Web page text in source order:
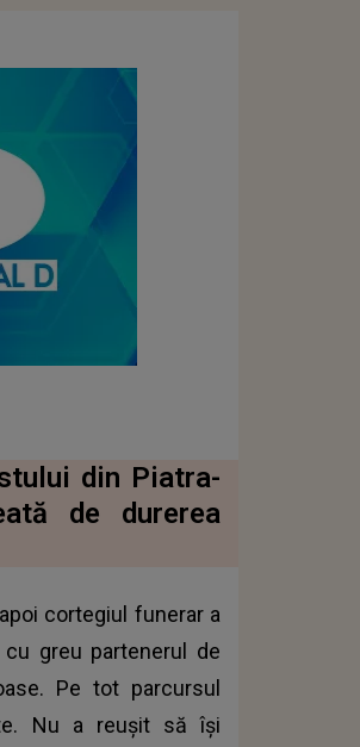
din Piatra-
de durerea
cortegiul funerar a
greu partenerul de
Pe tot parcursul
Nu a reușit să își